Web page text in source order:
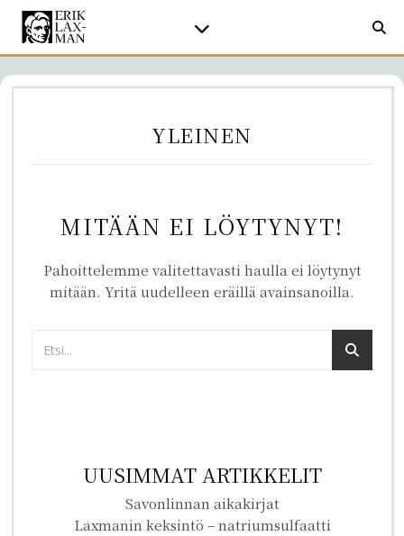
YLEINEN
MITÄÄN EI LÖYTYNYT!
Pahoittelemme valitettavasti haulla ei löytynyt
mitään. Yritä uudelleen eräillä avainsanoilla.
UUSIMMAT ARTIKKELIT
Savonlinnan aikakirjat
Laxmanin keksintö – natriumsulfaatti